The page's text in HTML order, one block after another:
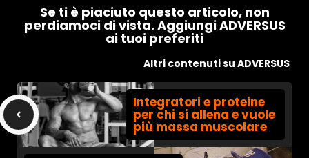
Se ti è piaciuto questo articolo, non
perdiamoci di vista. Aggiungi ADVERSUS
ai tuoi preferiti
Altri contenuti su ADVERSUS
Integratori e proteine
per chi si allena e vuole
più massa muscolare